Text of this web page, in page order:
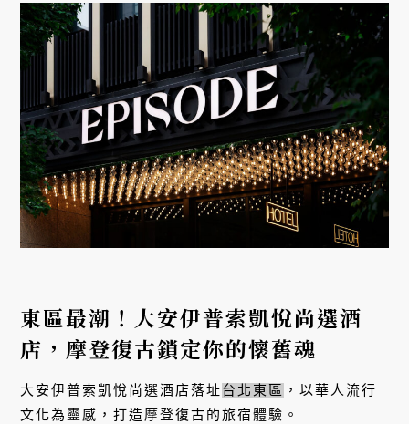
東區最潮！大安伊普索凱悅尚選酒
店，摩登復古鎖定你的懷舊魂
大安伊普索凱悅尚選酒店落址台北東區
，以華人流行
文化為靈感，打造摩登復古的旅宿體驗。